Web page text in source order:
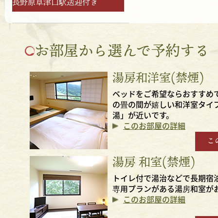
お部屋から選んで予約する
湯房和洋室(禁煙)
ベッドをご希望ならおすすめ
の畳の間が嬉しい和洋室タイ
湯」が近いです。
このお部屋の詳細
こ
湯房 和室(禁煙)
トイレ付で湯治などで長期宿
専用プランがある湯房和室が
このお部屋の詳細